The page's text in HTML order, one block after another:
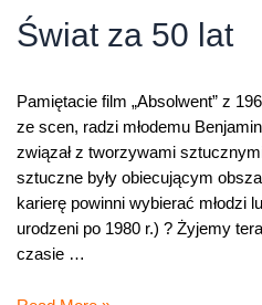
Świat za 50 lat
Pamiętacie film „Absolwent” z
ze scen, radzi młodemu
związał z tworzywami
sztuczne były obiecującym
karierę powinni wybierać młodzi
urodzeni po 1980 r.) ? Żyjemy
czasie …